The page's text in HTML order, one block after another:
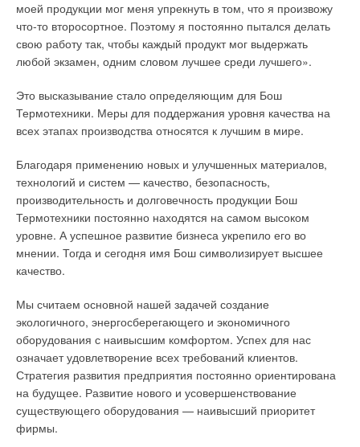
моей продукции мог меня упрекнуть в том, что я произвожу
что-то второсортное. Поэтому я постоянно пытался делать
свою работу так, чтобы каждый продукт мог выдержать
любой экзамен, одним словом лучшее среди лучшего».
Это высказывание стало определяющим для Бош
Термотехники. Меры для поддержания уровня качества на
всех этапах производства относятся к лучшим в мире.
Благодаря применению новых и улучшенных материалов,
технологий и систем — качество, безопасность,
производительность и долговечность продукции Бош
Термотехники постоянно находятся на самом высоком
уровне. А успешное развитие бизнеса укрепило его во
мнении. Тогда и сегодня имя Бош символизирует высшее
качество.
Мы считаем основной нашей задачей создание
экологичного, энергосберегающего и экономичного
оборудования с наивысшим комфортом. Успех для нас
означает удовлетворение всех требований клиентов.
Стратегия развития предприятия постоянно ориентирована
на будущее. Развитие нового и усовершенствование
существующего оборудования — наивысший приоритет
фирмы.